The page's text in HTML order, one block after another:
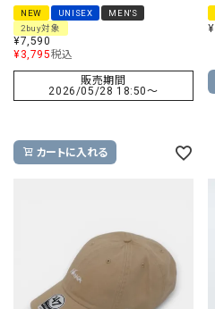
NEW UNISEX
MEN'S
2buy対象
¥7,590
¥3,795税込
販売期間
2026/05/28 18:50〜
カートに入れる
¥